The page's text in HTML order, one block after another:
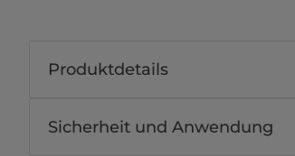
Produktdetails
Sicherheit und Anwendung